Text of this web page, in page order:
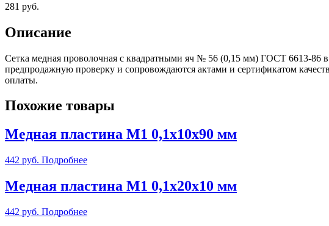
281 руб.
Описание
Сетка медная проволочная с квадратными яч № 56 (0,15 мм) ГОСТ 6613-86
предпродажную проверку и сопровождаются актами и сертификатом
оплаты.
Похожие товары
Медная пластина М1 0,1х10х90 мм
442 руб. Подробнее
Медная пластина М1 0,1х20х10 мм
442 руб. Подробнее